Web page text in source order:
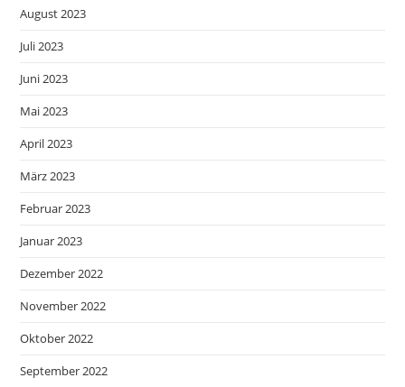
August 2023
Juli 2023
Juni 2023
Mai 2023
April 2023
März 2023
Februar 2023
Januar 2023
Dezember 2022
November 2022
Oktober 2022
September 2022